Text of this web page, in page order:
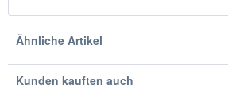
Ähnliche Artikel
Kunden kauften auch